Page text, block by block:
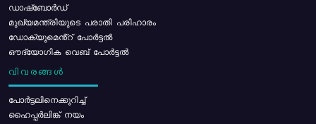
ഡാഷ്ബോർഡ്
മുഖ്യമന്ത്രിയുടെ പരാതി പരിഹാരം
ഡോക്യുമെൻ്റ് പോർട്ടൽ
ഔദ്യോഗിക വെബ് പോർട്ടൽ
വിവരങ്ങൾ
പോര്‍ട്ടലിനെക്കുറിച്ച്
ഹൈപ്പർലിങ്ക് നയം